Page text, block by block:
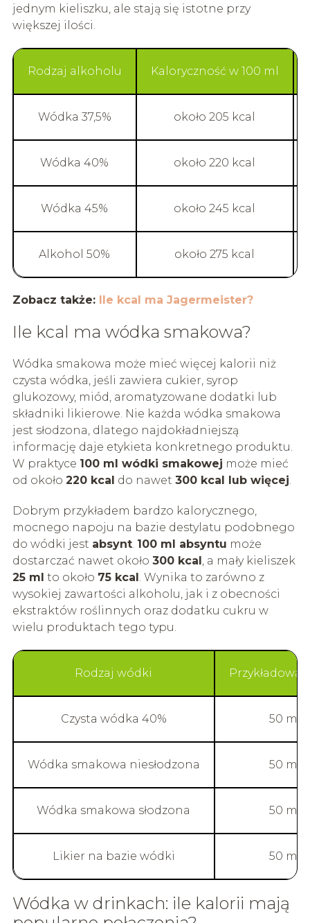
jednym kieliszku, ale stają się istotne przy
większej ilości.
Rodzaj alkoholu Kaloryczność w 100 ml
Wódka 37,5% około 205 kcal
Wódka 40% około 220 kcal
Wódka 45% około 245 kcal
Alkohol 50% około 275 kcal
Zobacz także: Ile kcal ma Jagermeister?
Ile kcal ma wódka smakowa?
Wódka smakowa może mieć więcej kalorii niż
czysta wódka, jeśli zawiera cukier, syrop
glukozowy, miód, aromatyzowane dodatki lub
składniki likierowe. Nie każda wódka smakowa
jest słodzona, dlatego najdokładniejszą
informację daje etykieta konkretnego produktu.
W praktyce 100 ml wódki smakowej może mieć
od około 220 kcal do nawet 300 kcal lub więcej.
Dobrym przykładem bardzo kalorycznego,
mocnego napoju na bazie destylatu podobnego
do wódki jest absynt. 100 ml absyntu może
dostarczać nawet około 300 kcal, a mały kieliszek
25 ml to około 75 kcal. Wynika to zarówno z
wysokiej zawartości alkoholu, jak i z obecności
ekstraktów roślinnych oraz dodatku cukru w
wielu produktach tego typu.
Rodzaj wódki Przykładowa
Czysta wódka 40% 50 ml
Wódka smakowa niesłodzona 50 ml
Wódka smakowa słodzona 50 ml
Likier na bazie wódki 50 ml
Wódka w drinkach: ile kalorii mają